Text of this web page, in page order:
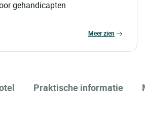
gehandicapten
meer zien
Praktische informatie